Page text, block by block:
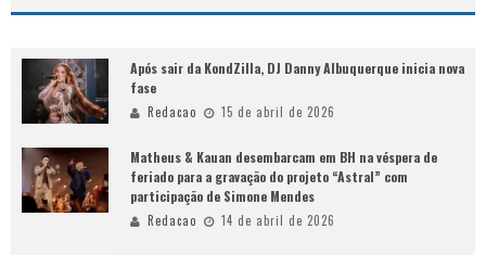
Após sair da KondZilla, DJ Danny Albuquerque inicia nova
fase
Redacao 15 de abril de 2026
Matheus & Kauan desembarcam em BH na véspera de
feriado para a gravação do projeto “Astral” com
participação de Simone Mendes
Redacao 14 de abril de 2026